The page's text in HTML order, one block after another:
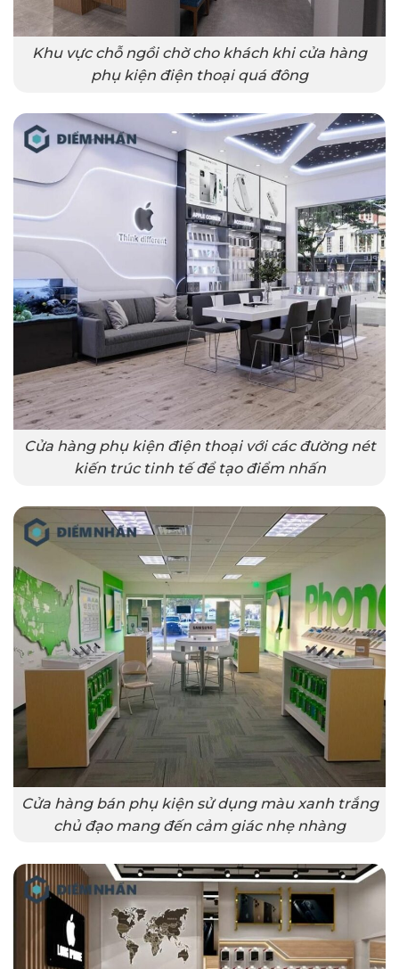
Khu vực chỗ ngồi chờ cho khách khi cửa hàng
phụ kiện điện thoại quá đông
Cửa hàng phụ kiện điện thoại với các đường nét
kiến trúc tinh tế để tạo điểm nhấn
Cửa hàng bán phụ kiện sử dụng màu xanh trắng
chủ đạo mang đến cảm giác nhẹ nhàng